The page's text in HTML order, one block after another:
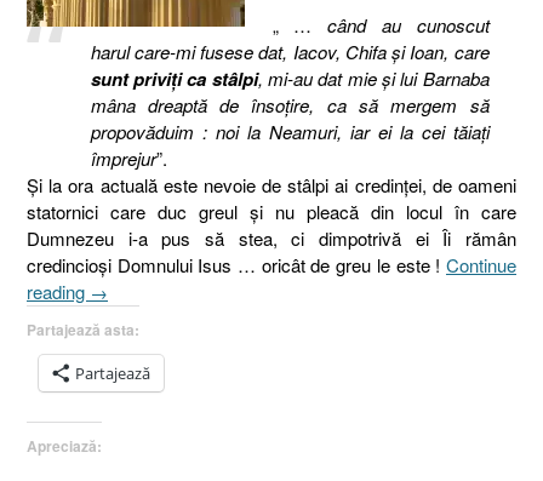
„ … când au cunoscut
harul care-mi fusese dat, Iacov, Chifa şi Ioan, care
sunt priviţi ca stâlpi, mi-au dat mie şi lui Barnaba
mâna dreaptă de însoţire, ca să mergem să
propovăduim : noi la Neamuri, iar ei la cei tăiaţi
împrejur”.
Şi la ora actuală este nevoie de stâlpi ai credinţei, de oameni
statornici care duc greul şi nu pleacă din locul în care
Dumnezeu i-a pus să stea, ci dimpotrivă ei Îi rămân
credincioşi Domnului Isus … oricât de greu le este ! Continue
reading „Biserica
Filadelfia.
V.
Stâlpul.
Maturizarea
spirituală
→
Partajează asta:
Partajează
Apreciază: